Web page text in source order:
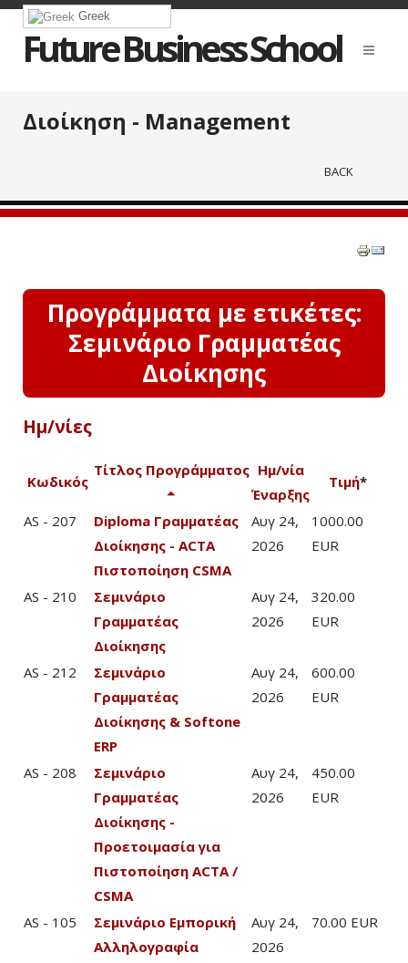
Greek
Future Business School
Διοίκηση - Management
BACK
Προγράμματα με ετικέτες:
Σεμινάριο Γραμματέας
Διοίκησης
Ημ/νίες
Κωδικός
Τίτλος Προγράμματος Ημ/νία
Έναρξης
Τιμή*
AS - 207
Diploma Γραμματέας
Διοίκησης - ACTA
Πιστοποίηση CSMA
Αυγ 24,
2026
1000.00
EUR
AS - 210
Σεμινάριο
Γραμματέας
Διοίκησης
Αυγ 24,
2026
320.00
EUR
AS - 212
Σεμινάριο
Γραμματέας
Διοίκησης & Softone
ERP
Αυγ 24,
2026
600.00
EUR
AS - 208
Σεμινάριο
Γραμματέας
Διοίκησης -
Προετοιμασία για
Πιστοποίηση ACTA /
CSMA
Αυγ 24,
2026
450.00
EUR
AS - 105
Σεμινάριο Εμπορική
Αλληλογραφία
Αυγ 24,
2026
70.00 EUR